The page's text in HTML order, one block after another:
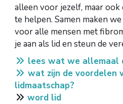
alleen voor jezelf, maar ook
te helpen. Samen maken
voor alle mensen met
je aan als lid en steun de
lees wat we allemaal
wat zijn de voordelen
lidmaatschap?
word lid